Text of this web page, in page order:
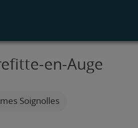
en-Auge
Soignolles